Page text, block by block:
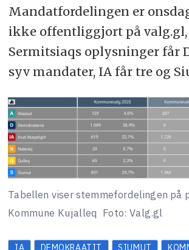
Mandatfordelingen er
ikke offentliggjort på
Sermitsiaqs oplysninger får
syv mandater, IA får tre og
Tabellen viser stemmefordelingen på
Kommune Kujalleq Foto: Valg.gl
IA DEMOKRAATIT SIUMUT